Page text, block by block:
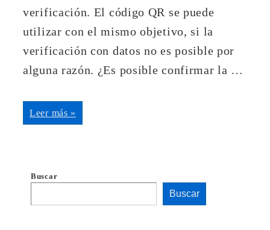
verificación. El código QR se puede
utilizar con el mismo objetivo, si la
verificación con datos no es posible por
alguna razón. ¿Es posible confirmar la …
comprobar
la
de
la
Leer más »
Buscar
Buscar